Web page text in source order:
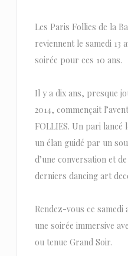
Les Paris Follies de la
reviennent le samedi 13
soirée pour ces 10 ans.
Il y a dix ans, presque
2014, commençait
FOLLIES. Un pari lancé
un élan guidé par un
d’une conversation et
derniers dancing art
Rendez-vous ce
une soirée immersive
ou tenue Grand Soir.